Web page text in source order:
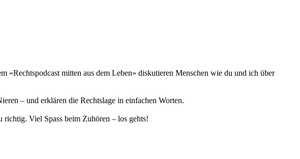
mitten aus dem Leben» diskutieren Menschen wie du und ich über
– und erklären die Rechtslage in einfachen Worten.
Viel Spass beim Zuhören – los gehts!